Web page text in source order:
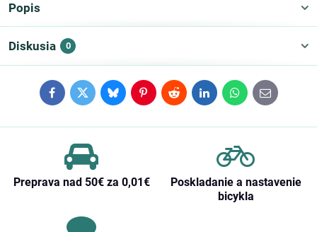
Popis
Diskusia 0
FacebookTwitterBlueskyPinterestRedditLinkedInWhatsApp
E-
mail
Preprava nad 50€ za 0,01€
Poskladanie a nastavenie
bicykla